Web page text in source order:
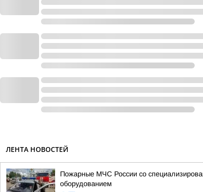
ЛЕНТА НОВОСТЕЙ
Пожарные МЧС России со
оборудованием